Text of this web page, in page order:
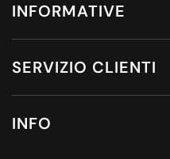
INFORMATIVE
SERVIZIO CLIENTI
INFO